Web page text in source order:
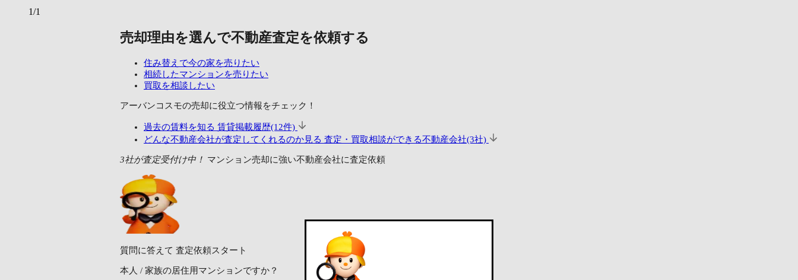
1/1
売却理由を選んで不動産査定を依頼する
住み替えで今の家を売りたい
相続したマンションを売りたい
買取を相談したい
アーバンコスモの売却に役立つ情報をチェック！
過去の賃料を知る 賃貸掲載履歴(12件)
どんな不動産会社が査定してくれるのか見る 査定・買取相談ができる不動産会社(3社)
3社が査定受付け中！ マンション売却に強い不動産会社に査定依頼
質問に答えて 査定依頼スタート
本人 / 家族の居住用マンションですか？